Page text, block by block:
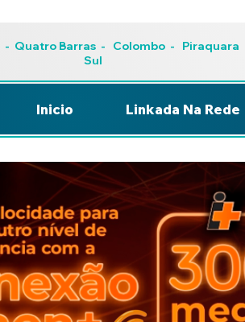
- Quatro Barras- Colombo- Piraquara
Sul
Inicio Linkada Na Rede